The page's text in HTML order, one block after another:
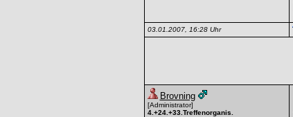
03.01.2007, 16:28 Uhr
Brovning
[Administrator]
4.+24.+33.Treffenorganis.